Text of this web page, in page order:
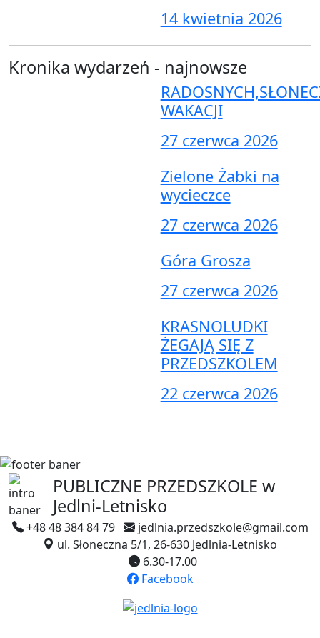
14 kwietnia 2026
Kronika wydarzeń - najnowsze
WAKACJI
27 czerwca 2026
Zielone Żabki na
wycieczce
27 czerwca 2026
Góra Grosza
27 czerwca 2026
KRASNOLUDKI
ŻEGAJĄ SIĘ Z
PRZEDSZKOLEM
22 czerwca 2026
PUBLICZNE PRZEDSZKOLE w
Jedlni-Letnisko
+48 48 384 84 79
jedlnia.przedszkole@gmail.com
ul. Słoneczna 5/1, 26-630 Jedlnia-Letnisko
6.30-17.00
Facebook